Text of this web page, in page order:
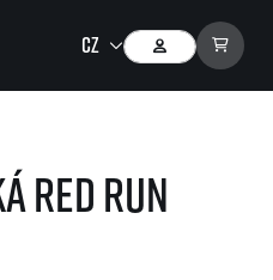
Red Run